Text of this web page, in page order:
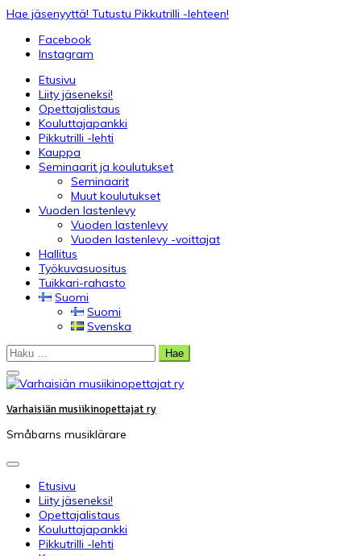
Skip
content
Hae jäsenyyttä! Tutustu Pikkutrilli -lehteen!
Facebook
Instagram
Etusivu
Liity jäseneksi!
Opettajalistaus
Kouluttajapankki
Pikkutrilli -lehti
Kauppa
Seminaarit ja koulutukset
Seminaarit
Muut koulutukset
Vuoden lastenlevy
Vuoden lastenlevy
Vuoden lastenlevy -voittajat
Hallitus
Työkuvasuositus
Tuikkari-rahasto
Suomi
Suomi
Svenska
Haku:
Varhaisiän musiikinopettajat ry
Småbarns musiklärare
Etusivu
Liity jäseneksi!
Opettajalistaus
Kouluttajapankki
Pikkutrilli -lehti